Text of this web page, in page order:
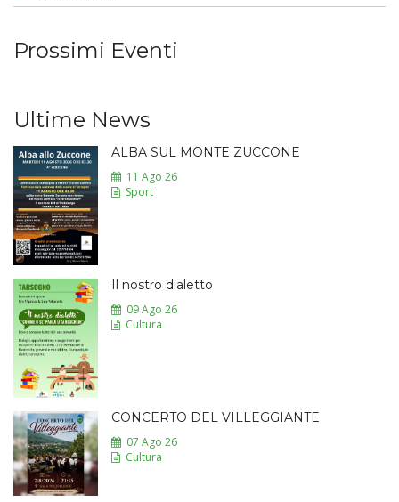
Prossimi Eventi
Ultime News
ALBA SUL MONTE ZUCCONE
11 Ago 26
Sport
Il nostro dialetto
09 Ago 26
Cultura
CONCERTO DEL VILLEGGIANTE
07 Ago 26
Cultura